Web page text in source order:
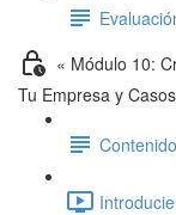
« Módulo 10:
Tu Empresa y